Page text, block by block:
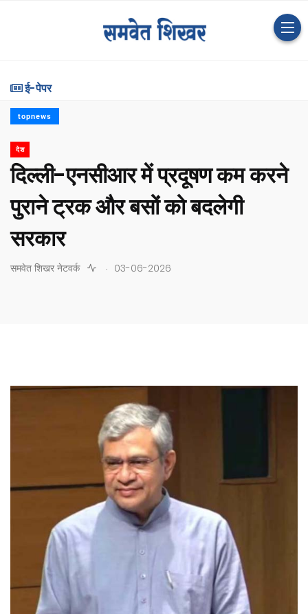
ई-पेपर
topnews
देश
दिल्ली-एनसीआर में प्रदूषण कम करने
पुराने ट्रक और बसों को बदलेगी
सरकार
समवेत शिखर नेटवर्क . 03-06-2026